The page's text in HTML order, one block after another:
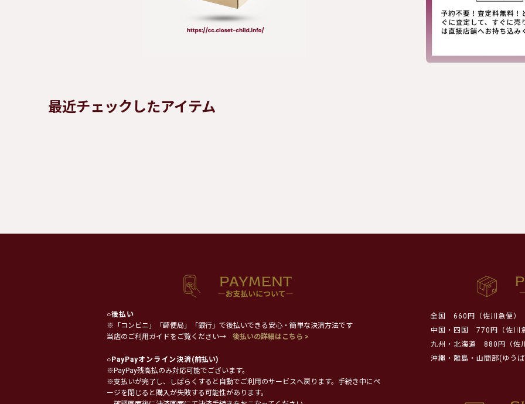
最近チェックしたアイテム
○後払い
※「コンビニ」「郵便局」「銀行」で後払いできる安心・簡単な決済方法です
当店のご利用ガイドをご覧ください→
後払いの詳細はこちら >
○PayPayオンライン決済(前払い)
※PayPay残高払のみ対応可能でございます。
※支払いが完了し、しばらくすると自動でご利用のサービスへ戻ります。手続き中にペ
ージを閉じると購入が失敗する可能性があります。
全国
660円（佐川急便）
中国・四国
770円（佐川
九州・北海道
880円（佐
沖縄・離島・山間部(ゆう